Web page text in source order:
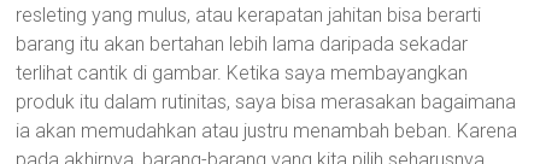
resleting yang mulus, atau kerapatan jahitan bisa berarti
barang itu akan bertahan lebih lama daripada sekadar
terlihat cantik di gambar. Ketika saya membayangkan
produk itu dalam rutinitas, saya bisa merasakan bagaimana
ia akan memudahkan atau justru menambah beban. Karena